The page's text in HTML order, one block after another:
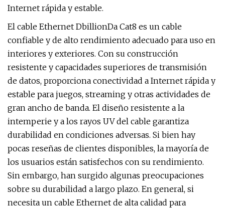
Internet rápida y estable.
El cable Ethernet DbillionDa Cat8 es un cable
confiable y de alto rendimiento adecuado para uso en
interiores y exteriores. Con su construcción
resistente y capacidades superiores de transmisión
de datos, proporciona conectividad a Internet rápida y
estable para juegos, streaming y otras actividades de
gran ancho de banda. El diseño resistente a la
intemperie y a los rayos UV del cable garantiza
durabilidad en condiciones adversas. Si bien hay
pocas reseñas de clientes disponibles, la mayoría de
los usuarios están satisfechos con su rendimiento.
Sin embargo, han surgido algunas preocupaciones
sobre su durabilidad a largo plazo. En general, si
necesita un cable Ethernet de alta calidad para